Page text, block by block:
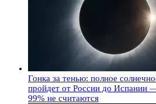
Гонка за тенью: полное
пройдет от России до Испании
99% не считаются